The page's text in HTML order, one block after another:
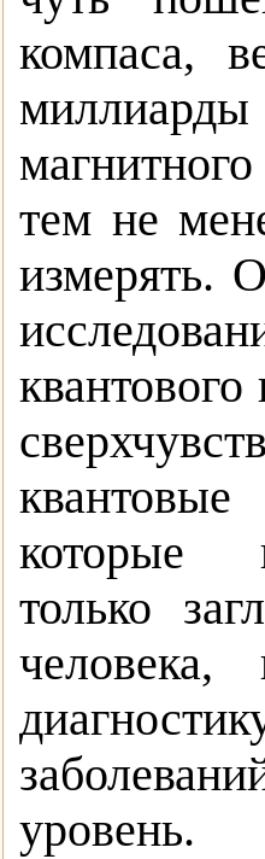
компаса,
тем не
измерять.
которые
только
уровень.